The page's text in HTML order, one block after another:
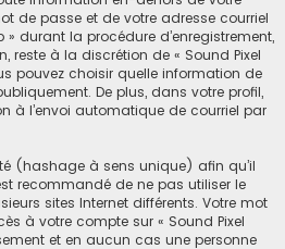
de passe et de votre adresse courriel
» durant la procédure d’enregistrement,
reste à la discrétion de « Sound Pixel
pouvez choisir quelle information de
De plus, dans votre profil,
à l’envoi automatique de courriel par
(hashage à sens unique) afin qu’il
recommandé de ne pas utiliser le
sites Internet différents. Votre mot
à votre compte sur « Sound Pixel
et en aucun cas une personne